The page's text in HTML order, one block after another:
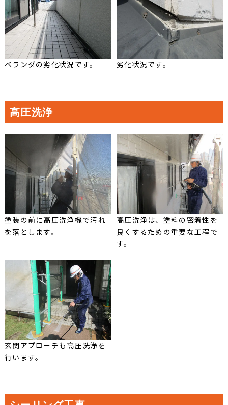
ベランダの劣化状況です。 劣化状況です。
高圧洗浄
塗装の前に高圧洗浄機で汚れ
を落とします。
高圧洗浄は、塗料の密着性を
良くするための重要な工程で
す。
玄関アプローチも高圧洗浄を
行います。